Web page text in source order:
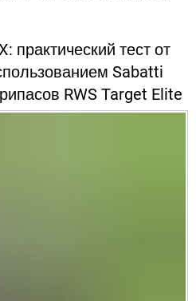
практический тест от
Sabatti
RWS Target Elite